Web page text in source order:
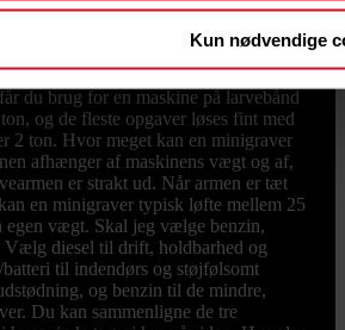
Kun nødvendige
minigraver skal jeg vælge? Det
Skal du grave i egen have, kan
en lille model – eventuelt en kompakt
med ben. Skal du arbejde
du brug for en maskine på larvebånd
og de fleste opgaver løses fint med
2 ton. Hvor meget kan en minigraver
afhænger af maskinens vægt og af,
er strakt ud. Når armen er tæt
en minigraver typisk løfte mellem 25
egen vægt. Skal jeg vælge benzin,
Vælg diesel til drift, holdbarhed og
batteri til indendørs og støjfølsomt
og benzin til de mindre,
Du kan sammenligne de tre